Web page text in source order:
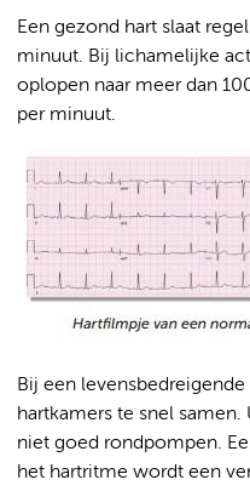
Een gezond hart slaat
minuut. Bij lichamelijke
oplopen naar meer dan
per minuut.
Bij een
hartkamers te snel
niet goed rondpompen.
het hartritme wordt een